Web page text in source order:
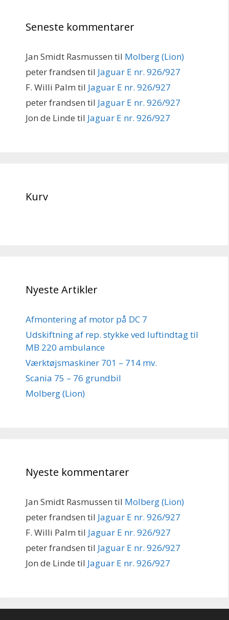
Seneste kommentarer
Jan Smidt Rasmussen til Molberg (Lion)
peter frandsen til Jaguar E nr. 926/927
F. Willi Palm til Jaguar E nr. 926/927
peter frandsen til Jaguar E nr. 926/927
Jon de Linde til Jaguar E nr. 926/927
Kurv
Nyeste Artikler
Afmontering af motor på DC 7
Udskiftning af rep. stykke ved luftindtag til
MB 220 ambulance
Værktøjsmaskiner 701 – 714 mv.
Scania 75 – 76 grundbil
Molberg (Lion)
Nyeste kommentarer
Jan Smidt Rasmussen til Molberg (Lion)
peter frandsen til Jaguar E nr. 926/927
F. Willi Palm til Jaguar E nr. 926/927
peter frandsen til Jaguar E nr. 926/927
Jon de Linde til Jaguar E nr. 926/927